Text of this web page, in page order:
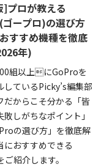
]プロが教える
ープロ)の選び方
すすめ機種を徹底
年)
組以上にGoProを
しているPicky’s編集部
だからこそ分かる「皆
敗しがちなポイント」
の選び方」を徹底解
におすすめできる
紹介します。